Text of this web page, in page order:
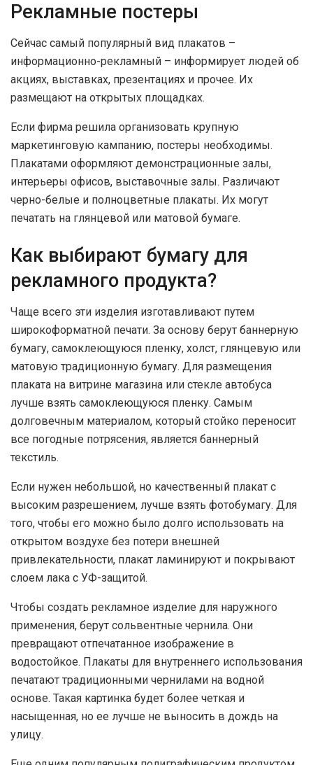
Рекламные постеры
Сейчас самый популярный вид плакатов –
информационно-рекламный – информирует людей об
акциях, выставках, презентациях и прочее. Их
размещают на открытых площадках.
Если фирма решила организовать крупную
маркетинговую кампанию, постеры необходимы.
Плакатами оформляют демонстрационные залы,
интерьеры офисов, выставочные залы. Различают
черно-белые и полноцветные плакаты. Их могут
печатать на глянцевой или матовой бумаге.
Как выбирают бумагу для
рекламного продукта?
Чаще всего эти изделия изготавливают путем
широкоформатной печати. За основу берут баннерную
бумагу, самоклеющуюся пленку, холст, глянцевую или
матовую традиционную бумагу. Для размещения
плаката на витрине магазина или стекле автобуса
лучше взять самоклеющуюся пленку. Самым
долговечным материалом, который стойко переносит
все погодные потрясения, является баннерный
текстиль.
Если нужен небольшой, но качественный плакат с
высоким разрешением, лучше взять фотобумагу. Для
того, чтобы его можно было долго использовать на
открытом воздухе без потери внешней
привлекательности, плакат ламинируют и покрывают
слоем лака с УФ-защитой.
Чтобы создать рекламное изделие для наружного
применения, берут сольвентные чернила. Они
превращают отпечатанное изображение в
водостойкое. Плакаты для внутреннего использования
печатают традиционными чернилами на водной
основе. Такая картинка будет более четкая и
насыщенная, но ее лучше не выносить в дождь на
улицу.